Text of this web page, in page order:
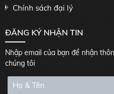
Chính sách đại lý
ĐĂNG KÝ NHẬN TIN
Nhập email của bạn để nhận
chúng tôi